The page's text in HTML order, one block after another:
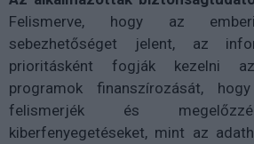
Felismerve, hogy az
sebezhetőséget jelent, az
prioritásként fogják kezelni
programok finanszírozását,
felismerjék és
kiberfenyegetéseket, mint az